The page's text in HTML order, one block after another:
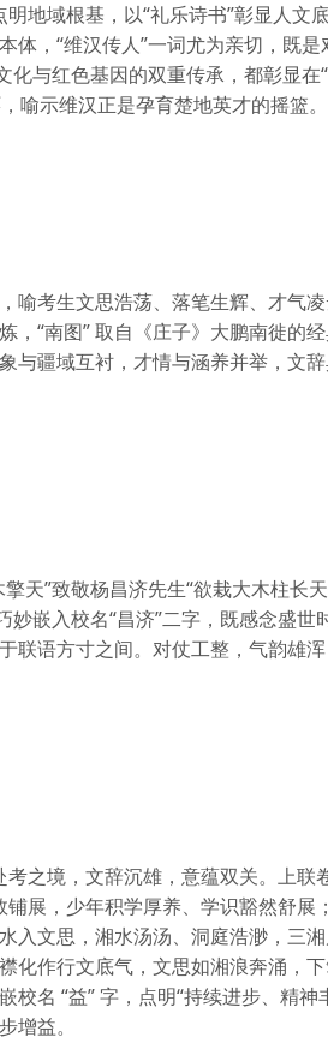
地域根基，以“礼乐诗书”彰显人文
体，“维汉传人”一词尤为亲切，既
与红色基因的双重传承，都彰显在
喻示维汉正是孕育楚地英才的摇篮。
喻考生文思浩荡、落笔生辉、才气
，“南图” 取自《庄子》大鹏南徙的
与疆域互衬，才情与涵养并举，文
天”致敬杨昌济先生“欲栽大木柱长
嵌入校名“昌济”二字，既感念盛世
联语方寸之间。对仗工整，气韵雄
之境，文辞沉雄，意蕴双关。上联
展，少年积学厚养、学识豁然舒展
文思，湘水汤汤、洞庭浩渺，三湘
化作行文底气，文思如湘浪奔涌，
名 “益” 字，点明“持续进步、精神
增益。